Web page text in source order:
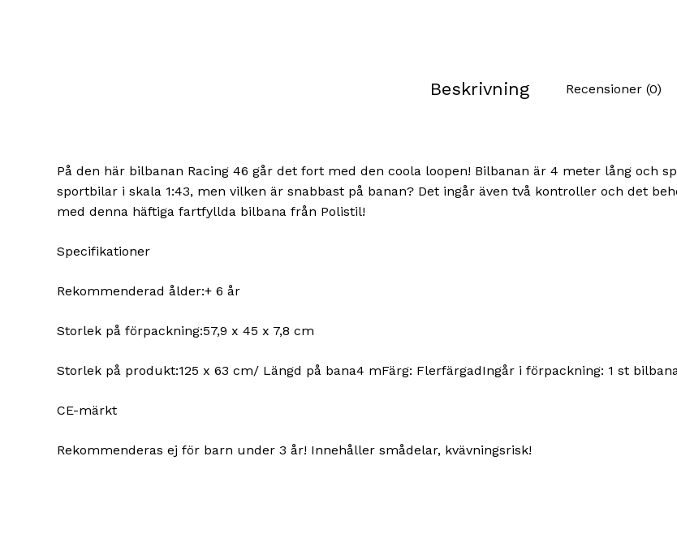
Beskrivning Recensioner (0)
På den här bilbanan Racing 46 går det fort med den coola loopen! Bilbanan är 4 meter lång och
sportbilar i skala 1:43, men vilken är snabbast på banan? Det ingår även två kontroller och det
med denna häftiga fartfyllda bilbana från Polistil!
Specifikationer
Rekommenderad ålder:+ 6 år
Storlek på förpackning:57,9 x 45 x 7,8 cm
Storlek på produkt:125 x 63 cm/ Längd på bana4 mFärg: FlerfärgadIngår i förpackning: 1 st
CE-märkt
Rekommenderas ej för barn under 3 år! Innehåller smådelar, kvävningsrisk!